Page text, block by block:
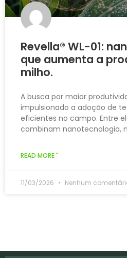
Revella® WL-01:
que aumenta a
milho.
A busca por maior
impulsionado a adoção de
eficientes no campo. Entre
combinam nanotecnologia,
READ MORE "
11/03/2026 Nenhum